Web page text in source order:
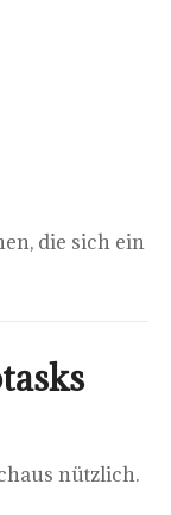
die sich ein
nützlich.